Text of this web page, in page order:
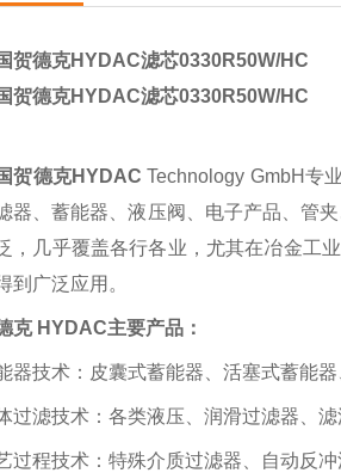
贺德克HYDAC滤芯0330R50W/HC
贺德克HYDAC滤芯0330R50W/HC
贺德克HYDAC Technology GmbH专
器、蓄能器、液压阀、电子产品、管
，几乎覆盖各行各业，尤其在冶金工
到广泛应用。
克 HYDAC主要产品：
器技术：皮囊式蓄能器、活塞式蓄能
过滤技术：各类液压、润滑过滤器、
过程技术：特殊介质过滤器、自动反冲